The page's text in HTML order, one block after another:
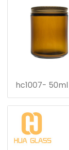
hc1007-